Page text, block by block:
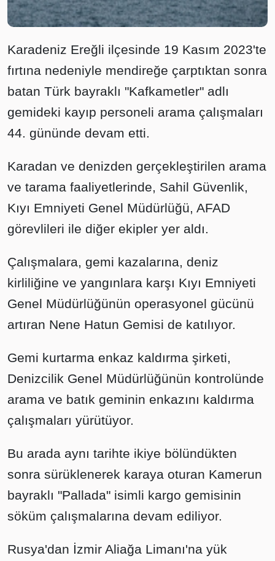
Karadeniz Ereğli ilçesinde 19 Kasım 2023'te
fırtına nedeniyle mendireğe çarptıktan sonra
batan Türk bayraklı "Kafkametler" adlı
gemideki kayıp personeli arama çalışmaları
44. gününde devam etti.
Karadan ve denizden gerçekleştirilen arama
ve tarama faaliyetlerinde, Sahil Güvenlik,
Kıyı Emniyeti Genel Müdürlüğü, AFAD
görevlileri ile diğer ekipler yer aldı.
Çalışmalara, gemi kazalarına, deniz
kirliliğine ve yangınlara karşı Kıyı Emniyeti
Genel Müdürlüğünün operasyonel gücünü
artıran Nene Hatun Gemisi de katılıyor.
Gemi kurtarma enkaz kaldırma şirketi,
Denizcilik Genel Müdürlüğünün kontrolünde
arama ve batık geminin enkazını kaldırma
çalışmaları yürütüyor.
Bu arada aynı tarihte ikiye bölündükten
sonra sürüklenerek karaya oturan Kamerun
bayraklı "Pallada" isimli kargo gemisinin
söküm çalışmalarına devam ediliyor.
Rusya'dan İzmir Aliağa Limanı'na yük